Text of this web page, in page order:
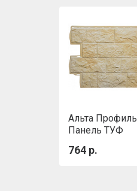
Альта Профиль
Панель ТУФ
0,796 х 0,591 м
764 р.